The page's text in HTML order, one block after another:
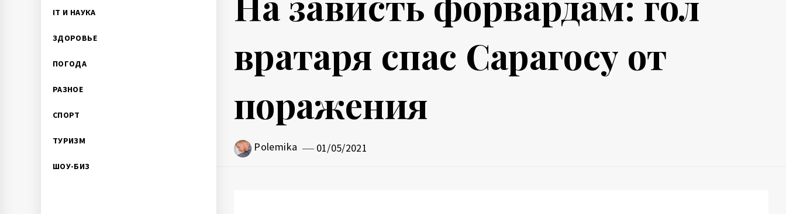
IT И НАУКА
ЗДОРОВЬЕ
ПОГОДА
РАЗНОЕ
СПОРТ
ТУРИЗМ
ШОУ-БИЗ
вратаря спас Сарагосу от
поражения
Polemika 01/05/2021